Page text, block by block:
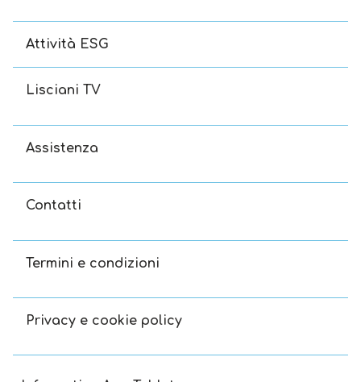
Attività ESG
Lisciani TV
Assistenza
Contatti
Termini e condizioni
Privacy e cookie policy